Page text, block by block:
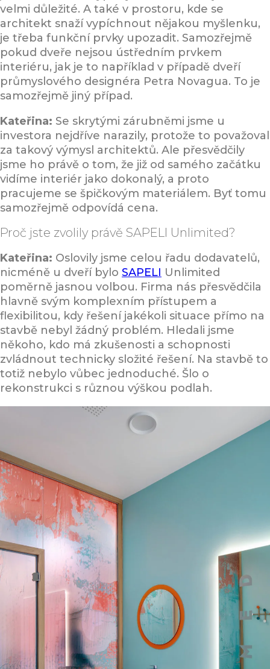
velmi důležité. A také v prostoru, kde se
architekt snaží vypíchnout nějakou myšlenku,
je třeba funkční prvky upozadit. Samozřejmě
pokud dveře nejsou ústředním prvkem
interiéru, jak je to například v případě dveří
průmyslového designéra Petra Novagua. To je
samozřejmě jiný případ.
Kateřina: Se skrytými zárubněmi jsme u
investora nejdříve narazily, protože to považoval
za takový výmysl architektů. Ale přesvědčily
jsme ho právě o tom, že již od samého začátku
vidíme interiér jako dokonalý, a proto
pracujeme se špičkovým materiálem. Byť tomu
samozřejmě odpovídá cena.
Proč jste zvolily právě SAPELI Unlimited?
Kateřina: Oslovily jsme celou řadu dodavatelů,
nicméně u dveří bylo SAPELI Unlimited
poměrně jasnou volbou. Firma nás přesvědčila
hlavně svým komplexním přístupem a
flexibilitou, kdy řešení jakékoli situace přímo na
stavbě nebyl žádný problém. Hledali jsme
někoho, kdo má zkušenosti a schopnosti
zvládnout technicky složité řešení. Na stavbě to
totiž nebylo vůbec jednoduché. Šlo o
rekonstrukci s různou výškou podlah.